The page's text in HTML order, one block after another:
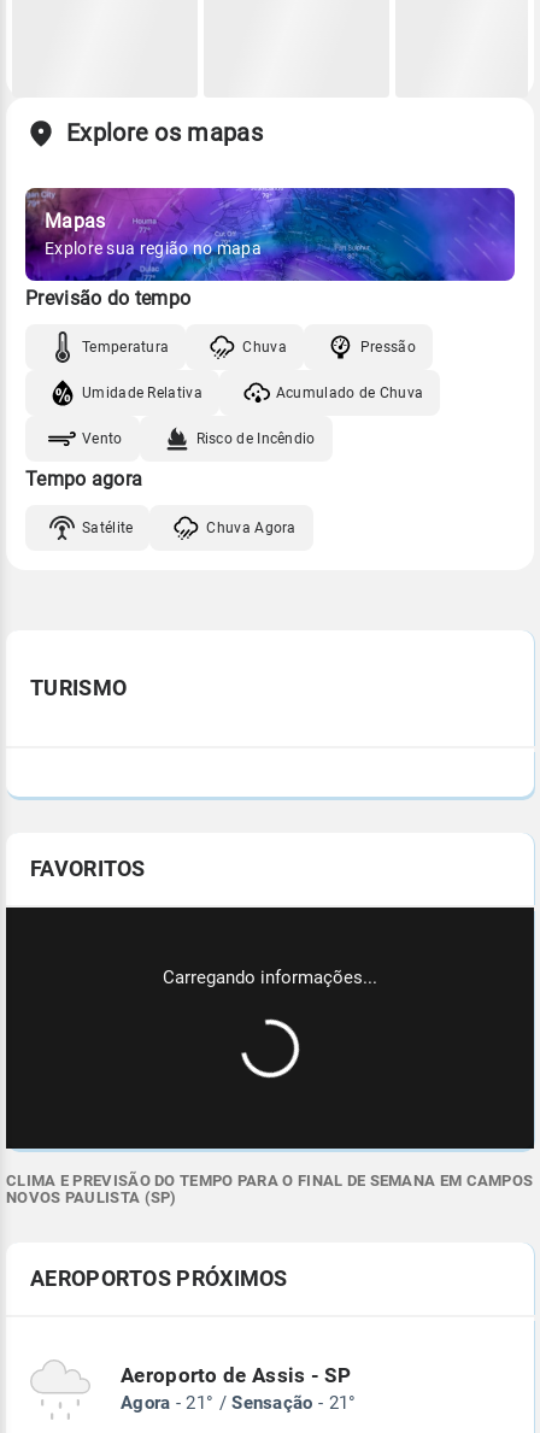
Explore os mapas
Mapas
Explore sua região no mapa
Previsão do tempo
Temperatura Chuva Pressão
Umidade Relativa Acumulado de Chuva
Vento Risco de Incêndio
Tempo agora
Satélite Chuva Agora
TURISMO
FAVORITOS
CLIMA E PREVISÃO DO TEMPO PARA O FINAL DE SEMANA EM CAMPOS
NOVOS PAULISTA (SP)
AEROPORTOS PRÓXIMOS
Aeroporto de Assis - SP
Agora - 21° /Sensação - 21°